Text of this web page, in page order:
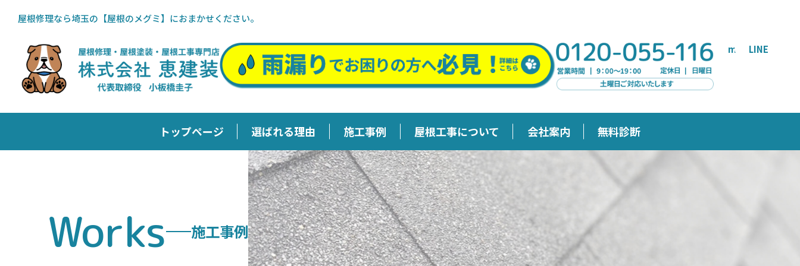
屋根修理なら埼玉の【屋根のメグミ】におまかせください。
mail LINE
トップページ 選ばれる理由 施工事例 屋根工事について 会社案内 無料診断
施工事例